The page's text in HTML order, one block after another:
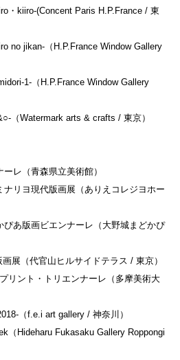
・kiiro-(Concent Paris H.P.France / 東
no jikan-（H.P.France Window Gallery
1-（H.P.France Window Gallery
（Watermark arts & crafts / 東京）
レ（青森県立美術館）
リヨ現代版画展（ありえコレジヨホー
あ版画ビエンナーレ（大野城まどかぴ
展（代官山ヒルサイドテラス / 東京）
リント・トリエンナーレ（多摩美術大
（f.e.i art gallery / 神奈川）
Hideharu Fukasaku Gallery Roppongi